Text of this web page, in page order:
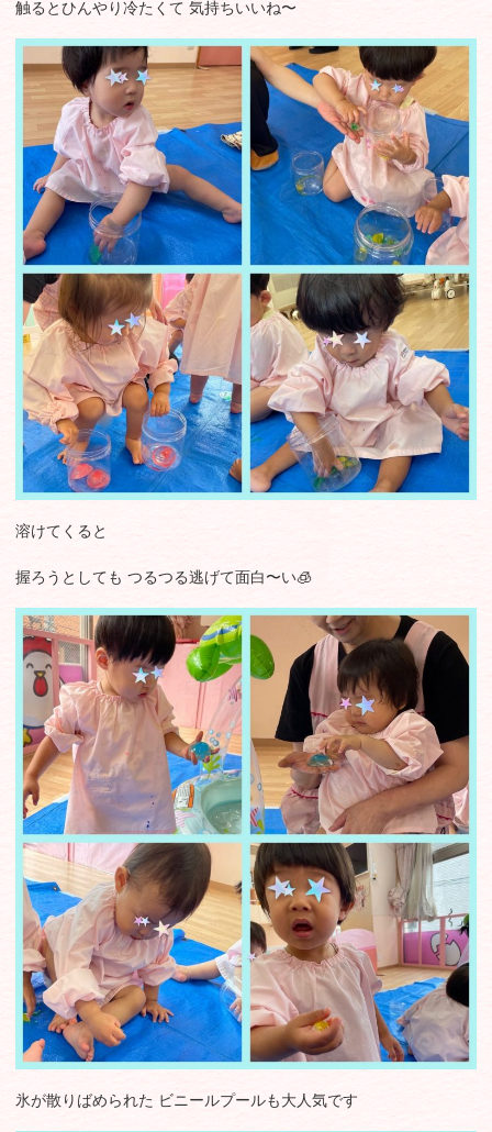
触るとひんやり冷たくて 気持ちいいね〜
溶けてくると
握ろうとしても つるつる逃げて面白〜い🧊
氷が散りばめられた ビニールプールも大人気です